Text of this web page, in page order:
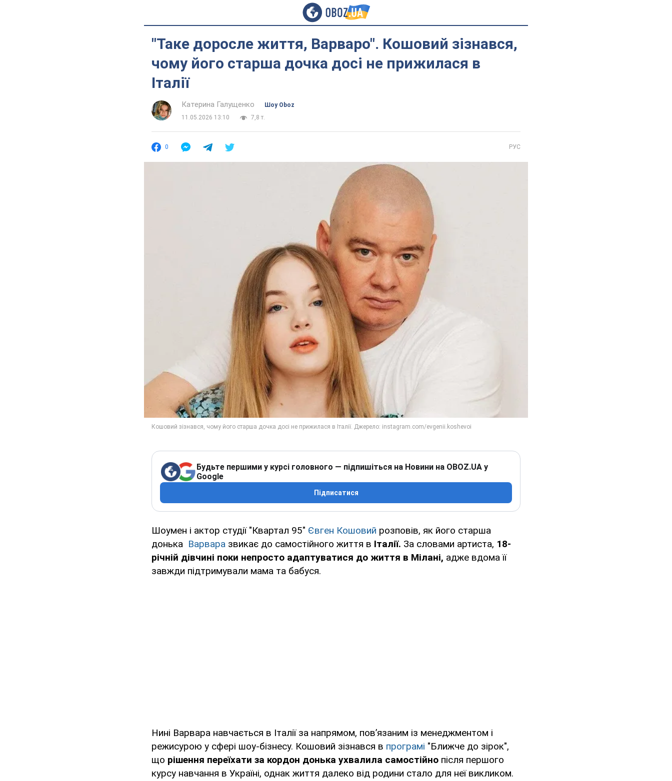
"Таке доросле життя, Варваро". Кошовий зізнався,
чому його старша дочка досі не прижилася в
Італії
Катерина Галущенко
Шоу Oboz
11.05.2026 13:10
7,8 т.
0 РУС
Будьте першими у курсі головного — підпишіться на Новини на OBOZ.UA у
Google
Підписатися
Шоумен і актор студії "Квартал 95" Євген Кошовий розповів, як його старша
донька Варвара звикає до самостійного життя в Італії. За словами артиста, 18-
річній дівчині поки непросто адаптуватися до життя в Мілані, адже вдома її
завжди підтримували мама та бабуся.
Нині Варвара навчається в Італії за напрямом, пов’язаним із менеджментом і
режисурою у сфері шоу-бізнесу. Кошовий зізнався в програмі "Ближче до зірок",
що рішення переїхати за кордон донька ухвалила самостійно після першого
курсу навчання в Україні, однак життя далеко від родини стало для неї викликом.